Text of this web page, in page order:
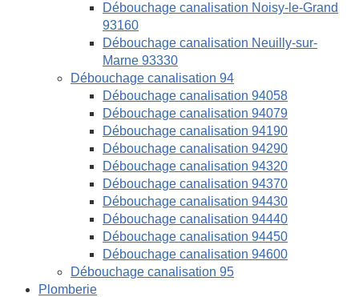
Débouchage canalisation Noisy-le-Grand
93160
Débouchage canalisation Neuilly-sur-
Marne 93330
Débouchage canalisation 94
Débouchage canalisation 94058
Débouchage canalisation 94079
Débouchage canalisation 94190
Débouchage canalisation 94290
Débouchage canalisation 94320
Débouchage canalisation 94370
Débouchage canalisation 94430
Débouchage canalisation 94440
Débouchage canalisation 94450
Débouchage canalisation 94600
Débouchage canalisation 95
Plomberie